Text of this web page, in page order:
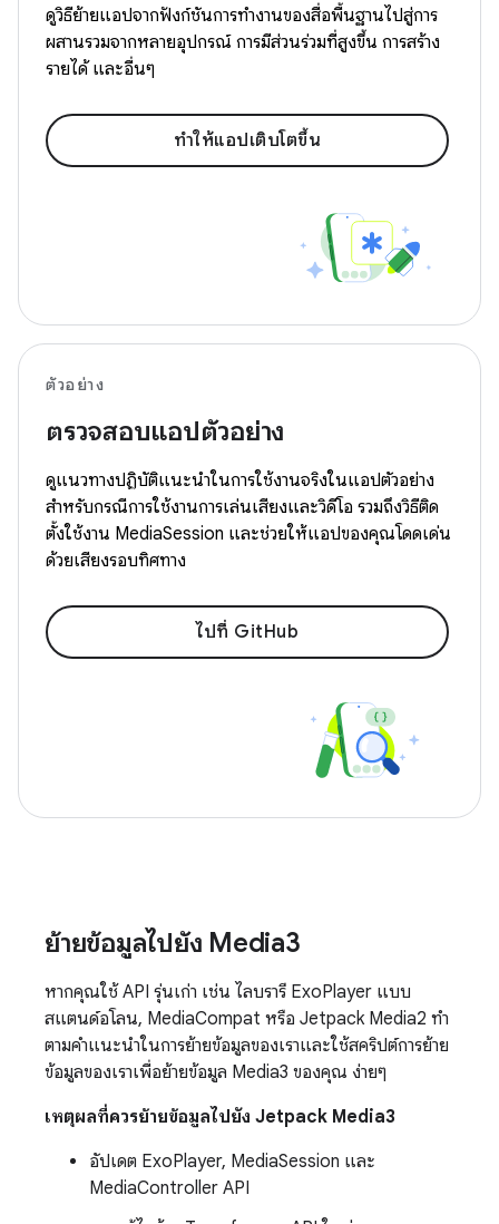
ดูวิธีย้ายแอปจากฟังก์ชันการทำงานของสื่อพื้นฐานไปสู่การ
ผสานรวมจากหลายอุปกรณ์ การมีส่วนร่วมที่สูงขึ้น การสร้าง
รายได้ และอื่นๆ
ทำให้แอปเติบโตขึ้น
ตัวอย่าง
ตรวจสอบแอปตัวอย่าง
ดูแนวทางปฏิบัติแนะนำในการใช้งานจริงในแอปตัวอย่าง
สำหรับกรณีการใช้งานการเล่นเสียงและวิดีโอ รวมถึงวิธีติด
ตั้งใช้งาน MediaSession และช่วยให้แอปของคุณโดดเด่น
ด้วยเสียงรอบทิศทาง
ไปที่ GitHub
ย้ายข้อมูลไปยัง Media3
หากคุณใช้ API รุ่นเก่า เช่น ไลบรารี ExoPlayer แบบ
สแตนด์อโลน, MediaCompat หรือ Jetpack Media2 ทำ
ตามคำแนะนำในการย้ายข้อมูลของเราและใช้สคริปต์การย้าย
ข้อมูลของเราเพื่อย้ายข้อมูล Media3 ของคุณ ง่ายๆ
เหตุผลที่ควรย้ายข้อมูลไปยัง Jetpack Media3
อัปเดต ExoPlayer, MediaSession และ
MediaController API